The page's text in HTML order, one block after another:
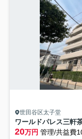
世田谷区太子堂
20万円 管理/共益費